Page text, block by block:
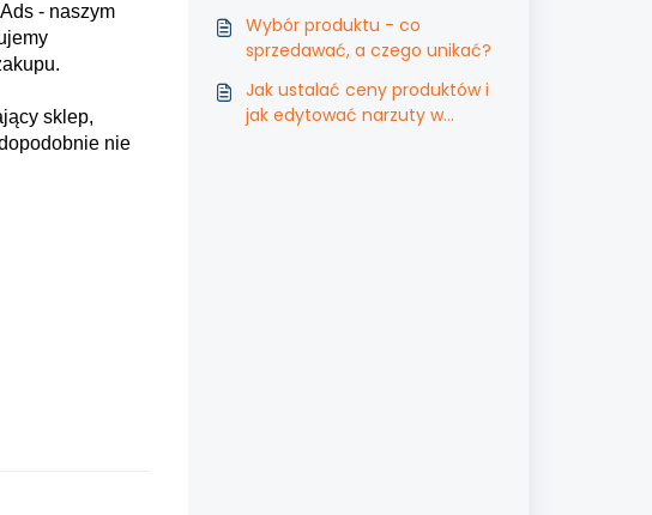
- naszym
sklep,
nie
Wybór produktu - co
sprzedawać, a czego unikać?
Jak ustalać ceny produktów i
jak edytować narzuty w